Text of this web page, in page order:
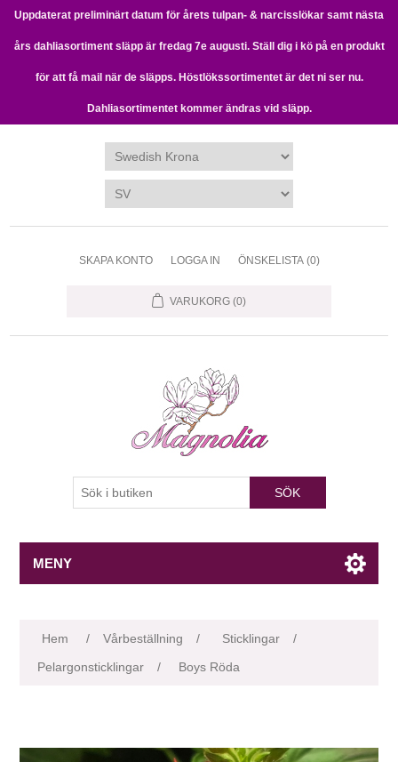
Uppdaterat preliminärt datum för årets tulpan- & narcisslökar samt nästa
års dahliasortiment släpp är fredag 7e augusti. Ställ dig i kö på en produkt
för att få mail när de släpps. Höstlökssortimentet är det ni ser nu.
Dahliasortimentet kommer ändras vid släpp.
SKAPA KONTO LOGGA IN ÖNSKELISTA (0)
VARUKORG (0)
SÖK
MENY
Hem / Vårbeställning / Sticklingar
/
Pelargonsticklingar
/ Boys Röda